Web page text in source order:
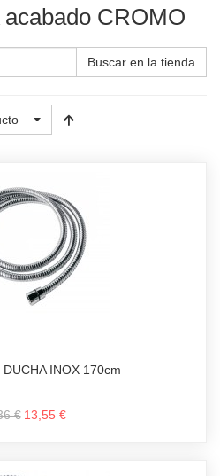
CROMO
Buscar en la tienda
INOX 170cm
€ 13,55 €